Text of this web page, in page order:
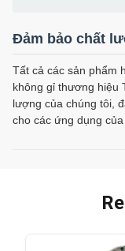
Đảm bảo chất
Tất cả các sản phẩm
không gỉ thương hiệu
lượng của chúng tôi,
cho các ứng dụng của